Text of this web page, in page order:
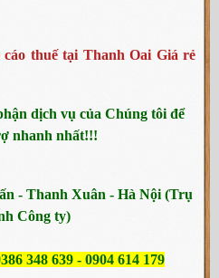
cáo thuế tại Thanh Oai Giá rẻ
dịch vụ của Chúng tôi để
nhanh nhất!!!
- Thanh Xuân - Hà Nội (Trụ
Công ty)
348 639 - 0904 614 179